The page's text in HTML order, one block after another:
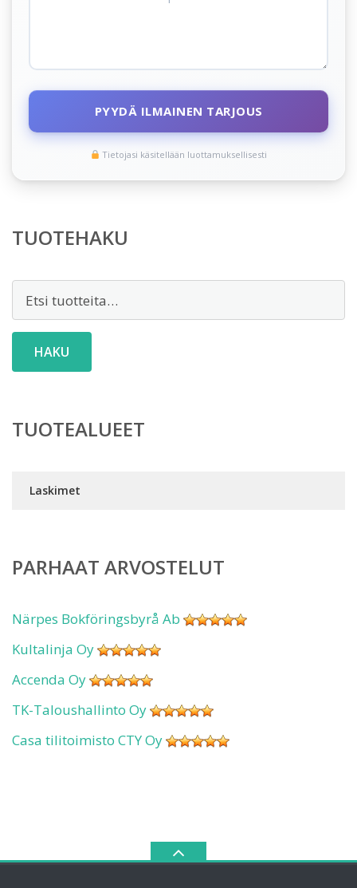
PYYDÄ ILMAINEN TARJOUS
Tietojasi käsitellään luottamuksellisesti
TUOTEHAKU
HAKU
TUOTEALUEET
Laskimet
PARHAAT ARVOSTELUT
Närpes Bokföringsbyrå Ab
Kultalinja Oy
Accenda Oy
TK-Taloushallinto Oy
Casa tilitoimisto CTY Oy